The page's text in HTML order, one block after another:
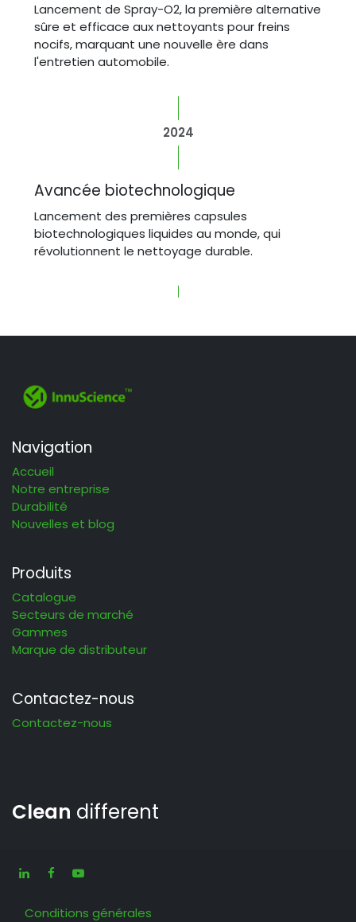
Lancement de Spray-O2, la première alternative
sûre et efficace aux nettoyants pour freins
nocifs, marquant une nouvelle ère dans
l'entretien automobile.
2024
Avancée biotechnologique
Lancement des premières capsules
biotechnologiques liquides au monde, qui
révolutionnent le nettoyage durable.
Navigation
Accueil
Notre entreprise
Durabilité
Nouvelles et blog
Produits
Catalogue
Secteurs de marché
Gammes
Marque de distributeur
Contactez-nous
Contactez-nous
Clean different
Conditions générales